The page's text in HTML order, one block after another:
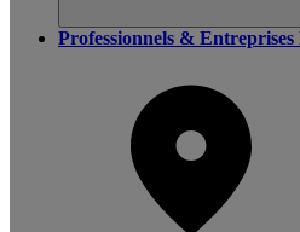
Professionnels & Entreprises